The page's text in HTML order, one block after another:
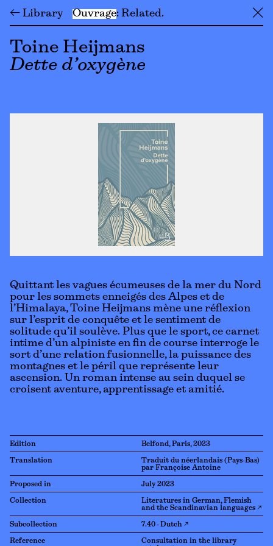
← Library Ouvrage Related ╳
Toine Heijmans
Dette d’oxygène
Quittant les vagues écumeuses de la mer du Nord
pour les sommets enneigés des Alpes et de
l’Himalaya, Toine Heijmans mène une réflexion
sur l’esprit de conquête et le sentiment de
solitude qu’il soulève. Plus que le sport, ce carnet
intime d’un alpiniste en fin de course interroge le
sort d’une relation fusionnelle, la puissance des
montagnes et le péril que représente leur
ascension. Un roman intense au sein duquel se
croisent aventure, apprentissage et amitié.
Edition Belfond, Paris, 2023
Translation
Traduit du néerlandais (Pays-Bas)
par Françoise Antoine
Proposed in July 2023
Collection
Literatures in German, Flemish
and the Scandinavian languages ↗
Subcollection 7.40 - Dutch ↗
Reference
Consultation in the library